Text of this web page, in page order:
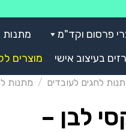
פרסום וקד"מ מתנות
בעיצוב אישי
מוצרים
לחגים לעובדים / מתנות
לבן –